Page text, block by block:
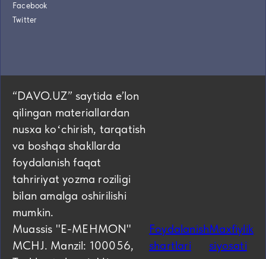
Facebook
Twitter
“DAVO.UZ” saytida eʼlon
qilingan materiallardan
nusxa koʻchirish, tarqatish
va boshqa shakllarda
foydalanish faqat
tahririyat yozma roziligi
bilan amalga oshirilishi
mumkin.
Muassis "E-MEHMON"
MCHJ. Manzil: 100056,
Foydalanish
shartlari
Maxfiylik
siyosati